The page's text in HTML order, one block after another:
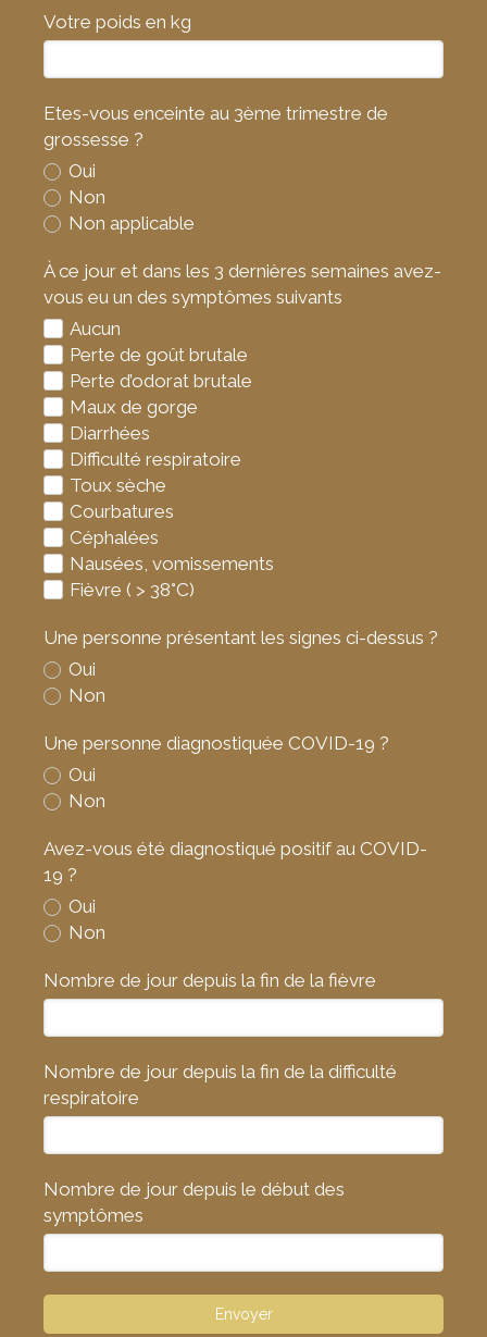
Votre poids en kg
Etes-vous enceinte au 3ème trimestre de
grossesse ?
Oui
Non
Non applicable
À ce jour et dans les 3 dernières semaines avez-
vous eu un des symptômes suivants
Aucun
Perte de goût brutale
Perte d’odorat brutale
Maux de gorge
Diarrhées
Difficulté respiratoire
Toux sèche
Courbatures
Céphalées
Nausées, vomissements
Fièvre ( > 38°C)
Une personne présentant les signes ci-dessus ?
Oui
Non
Une personne diagnostiquée COVID-19 ?
Oui
Non
Avez-vous été diagnostiqué positif au COVID-
19 ?
Oui
Non
Nombre de jour depuis la fin de la fièvre
Nombre de jour depuis la fin de la difficulté
respiratoire
Nombre de jour depuis le début des
symptômes
Envoyer